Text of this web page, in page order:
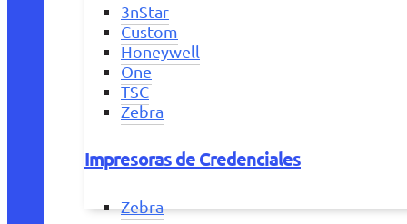
3nStar
Custom
Honeywell
One
TSC
Zebra
Impresoras de Credenciales
Zebra